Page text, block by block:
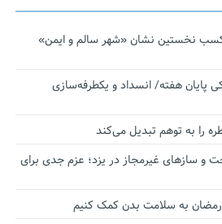
نخستین نشان «شهر سالم و ایمن»
پایان هفته/ انسداد و یکطرفه‌سازی
را به توهم تبدیل می‌کند
و سازهای غیرمجاز در یزد؛ عزم جدی برای
به سلامت بدن کمک کنیم